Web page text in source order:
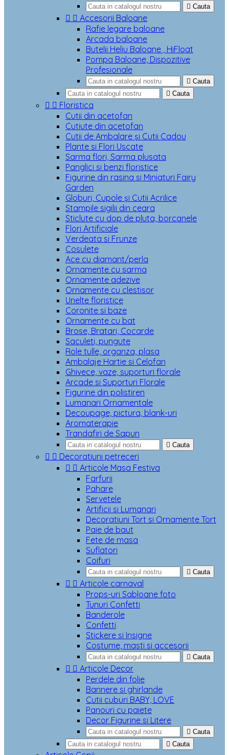
 Cauta
  Accesorii Baloane
Rafie legare baloane
Arcada baloane
Butelii Heliu Baloane , HiFloat
Pompa Baloane, Dispozitive
Profesionale
 Cauta
 Cauta
  Floristica
Cutii din acetofan
Cutiute din acetofan
Cutii de Ambalare și Cutii Cadou
Plante si Flori Uscate
Sarma flori, Sarma plusata
Panglici si benzi floristice
Figurine din rasina si Miniaturi Fairy
Garden
Globuri, Cupole și Cutii Acrilice
Stampile sigilii din ceara
Sticlute cu dop de pluta, borcanele
Flori Artificiale
Verdeata si Frunze
Cosulete
Ace cu diamant/perla
Ornamente cu sarma
Ornamente adezive
Ornamente cu clestisor
Unelte floristice
Coronite si baze
Ornamente cu bat
Brose, Bratari, Cocarde
Saculeti, pungute
Role tulle, organza, plasa
Ambalaje Hartie si Celofan
Ghivece, vaze, suporturi florale
Arcade si Suporturi Florale
Figurine din polistiren
Lumanari Ornamentale
Decoupage, pictura, blank-uri
Aromaterapie
Trandafiri de Sapun
 Cauta
  Decoratiuni petreceri
  Articole Masa Festiva
Farfurii
Pahare
Servetele
Artificii si Lumanari
Decoratiuni Tort si Ornamente Tort
Paie de baut
Fete de masa
Suflatori
Coifuri
 Cauta
  Articole carnaval
Props-uri Sabloane foto
Tunuri Confetti
Banderole
Confetti
Stickere si Insigne
Costume, masti si accesorii
 Cauta
  Articole Decor
Perdele din folie
Bannere si ghirlande
Cutii cuburi BABY, LOVE
Panouri cu paiete
Decor Figurine si Litere
 Cauta
 Cauta